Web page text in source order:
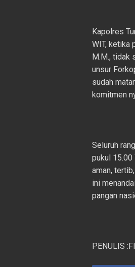
Kapolres
WIT, ketika
M.M., tidak
unsur
sudah
komitmen
Seluruh
pukul
aman,
ini
pangan
PENULIS